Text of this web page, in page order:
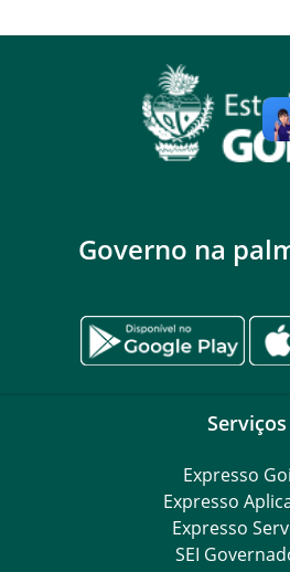
Governo na
Serviços
Expresso
Expresso
Expresso
SEI